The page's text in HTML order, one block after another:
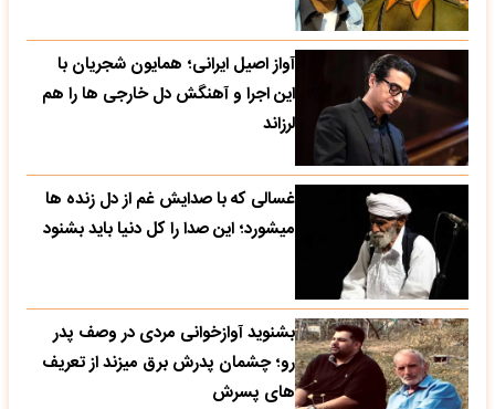
آواز اصیل ایرانی؛ همایون شجریان با
این اجرا و آهنگش دل خارجی ها را هم
لرزاند
غسالی که با صدایش غم از دل زنده ها
میشورد؛ این صدا را کل دنیا باید بشنود
بشنوید آوازخوانی مردی در وصف پدر
رو؛ چشمان پدرش برق میزند از تعریف
های پسرش